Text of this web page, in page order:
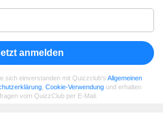
anmelden
sich einverstanden mit Quizzclub's Allgemeinen
Cookie-Verwendung und erhalten
vom QuizzClub per E-Mail.